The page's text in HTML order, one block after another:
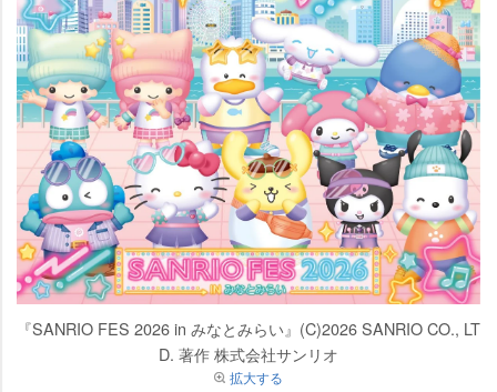
『SANRIO FES 2026 in みなとみらい』(C)2026 SANRIO CO., LT
D. 著作 株式会社サンリオ
拡大する